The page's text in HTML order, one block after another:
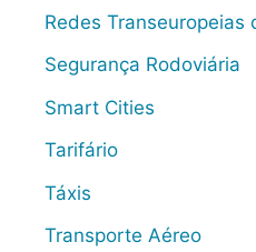
Redes Transeuropeias
Segurança Rodoviária
Smart Cities
Tarifário
Táxis
Transporte Aéreo